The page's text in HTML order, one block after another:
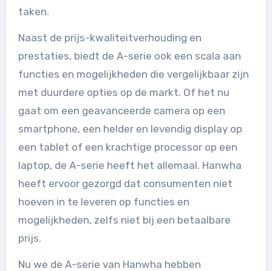
taken.
Naast de prijs-kwaliteitverhouding en
prestaties, biedt de A-serie ook een scala aan
functies en mogelijkheden die vergelijkbaar zijn
met duurdere opties op de markt. Of het nu
gaat om een geavanceerde camera op een
smartphone, een helder en levendig display op
een tablet of een krachtige processor op een
laptop, de A-serie heeft het allemaal. Hanwha
heeft ervoor gezorgd dat consumenten niet
hoeven in te leveren op functies en
mogelijkheden, zelfs niet bij een betaalbare
prijs.
Nu we de A-serie van Hanwha hebben